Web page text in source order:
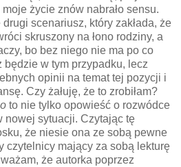
życie znów nabrało sensu.
scenariusz, który zakłada, że
skruszony na łono rodziny, a
bo bez niego nie ma po co
będzie w tym przypadku, lecz
opinii na temat tej pozycji i
Czy żałuję, że to zrobiłam?
to nie tylko opowieść o rozwódce
nowej sytuacji. Czytając tę
że niesie ona ze sobą pewne
czytelnicy mający za sobą lekturę
że autorka poprzez